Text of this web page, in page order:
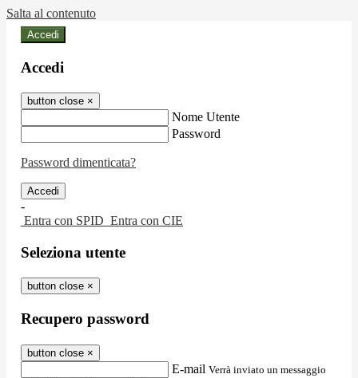
Salta al contenuto
Accedi
Accedi
button close ×
Nome Utente
Password
Password dimenticata?
-
Entra con SPID Entra con CIE
Seleziona utente
button close ×
Recupero password
button close ×
E-mail Verrà inviato un messaggio